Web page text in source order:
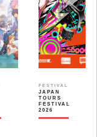
FESTIVAL
JAPAN
TOURS
FESTIVAL
2026